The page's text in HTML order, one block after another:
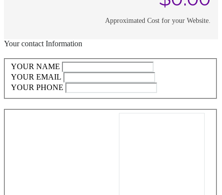
Approximated Cost for your Website.
Your contact Information
YOUR NAME
YOUR EMAIL
YOUR PHONE